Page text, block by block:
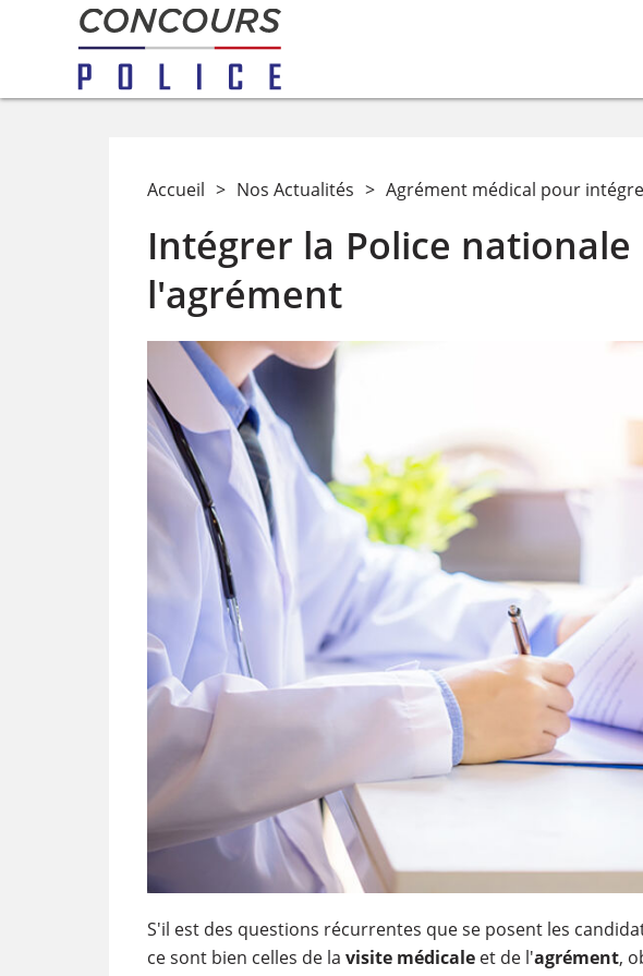
Accueil > Nos Actualités > Agrément médical pour
Intégrer la Police
l'agrément
S'il est des questions récurrentes que se posent les
ce sont bien celles de la visite médicaleet de l'agrément,